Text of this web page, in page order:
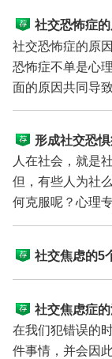
社交恐怖症
社交恐怖症的
恐怖症不单是心
面的原因共同导
主讲人美...
形成社交恐
人在社会，就是
但，有些人为社
何克服呢？心理
原因。 ...
社交焦虑的5
社交焦虑症
节
在我们犯错误的
件事情，并会因